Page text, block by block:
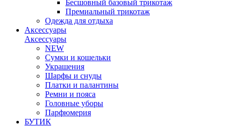
Бесшовный базовый трикотаж
Премиальный трикотаж
Одежда для отдыха
Аксессуары
Аксессуары
NEW
Сумки и кошельки
Украшения
Шарфы и снуды
Платки и палантины
Ремни и пояса
Головные уборы
Парфюмерия
БУТИК